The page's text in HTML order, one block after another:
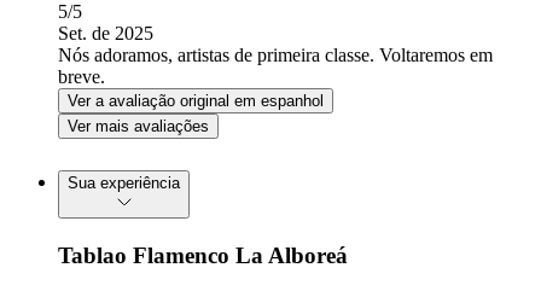
5/5
Set. de 2025
Nós adoramos, artistas de primeira classe. Voltaremos em
breve.
Ver a avaliação original em espanhol
Ver mais avaliações
Sua experiência
Tablao Flamenco La Alboreá